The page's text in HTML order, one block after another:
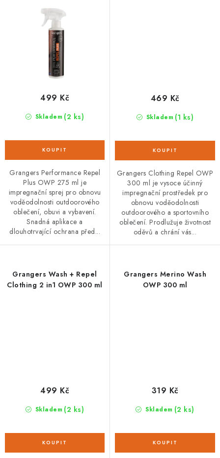
Skladem (2 ks)
499 Kč
Grangers Performance Repel
Plus OWP 275 ml je
impregnační sprej pro obnovu
voděodolnosti outdoorového
oblečení, obuvi a vybavení.
Snadná aplikace a
dlouhotrvající ochrana před...
Skladem (1 ks)
469 Kč
Grangers Clothing Repel OWP
300 ml je vysoce účinný
impregnační prostředek pro
obnovu voděodolnosti
outdoorového a sportovního
oblečení. Prodlužuje životnost
oděvů a chrání vás...
Grangers Wash + Repel
Clothing 2 in1 OWP 300 ml
Skladem (2 ks)
499 Kč
Grangers Merino Wash
OWP 300 ml
Skladem (2 ks)
319 Kč